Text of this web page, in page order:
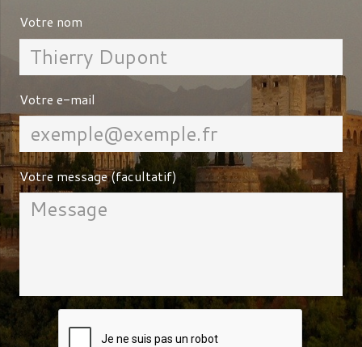
Votre nom
Votre e-mail
Votre message (facultatif)